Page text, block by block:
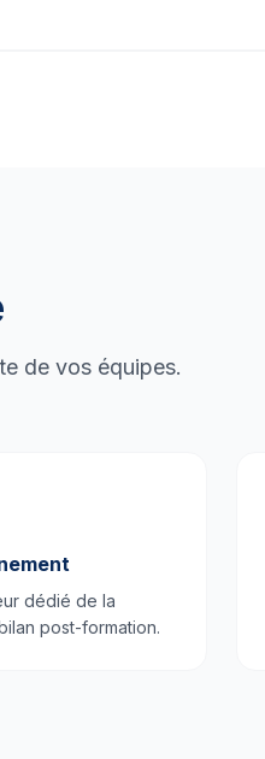
de vos équipes.
dédié de la
post-formation.